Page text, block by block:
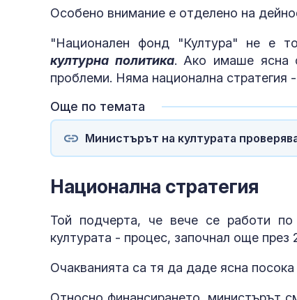
Особено внимание е отделено на
"Национален фонд "Култура" не е
културна политика. Ако имаше ясна
проблеми. Няма национална стратегия
Още по темата
Министърът на културата
Национална стратегия
Той подчерта, че вече се работи по
културата - процес, започнал още
Очакванията са тя да даде ясна